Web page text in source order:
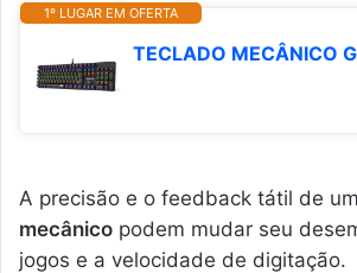
1º LUGAR EM OFERTA
A precisão e o feedback tátil de um
mecânico podem mudar seu
jogos e a velocidade de digitação.